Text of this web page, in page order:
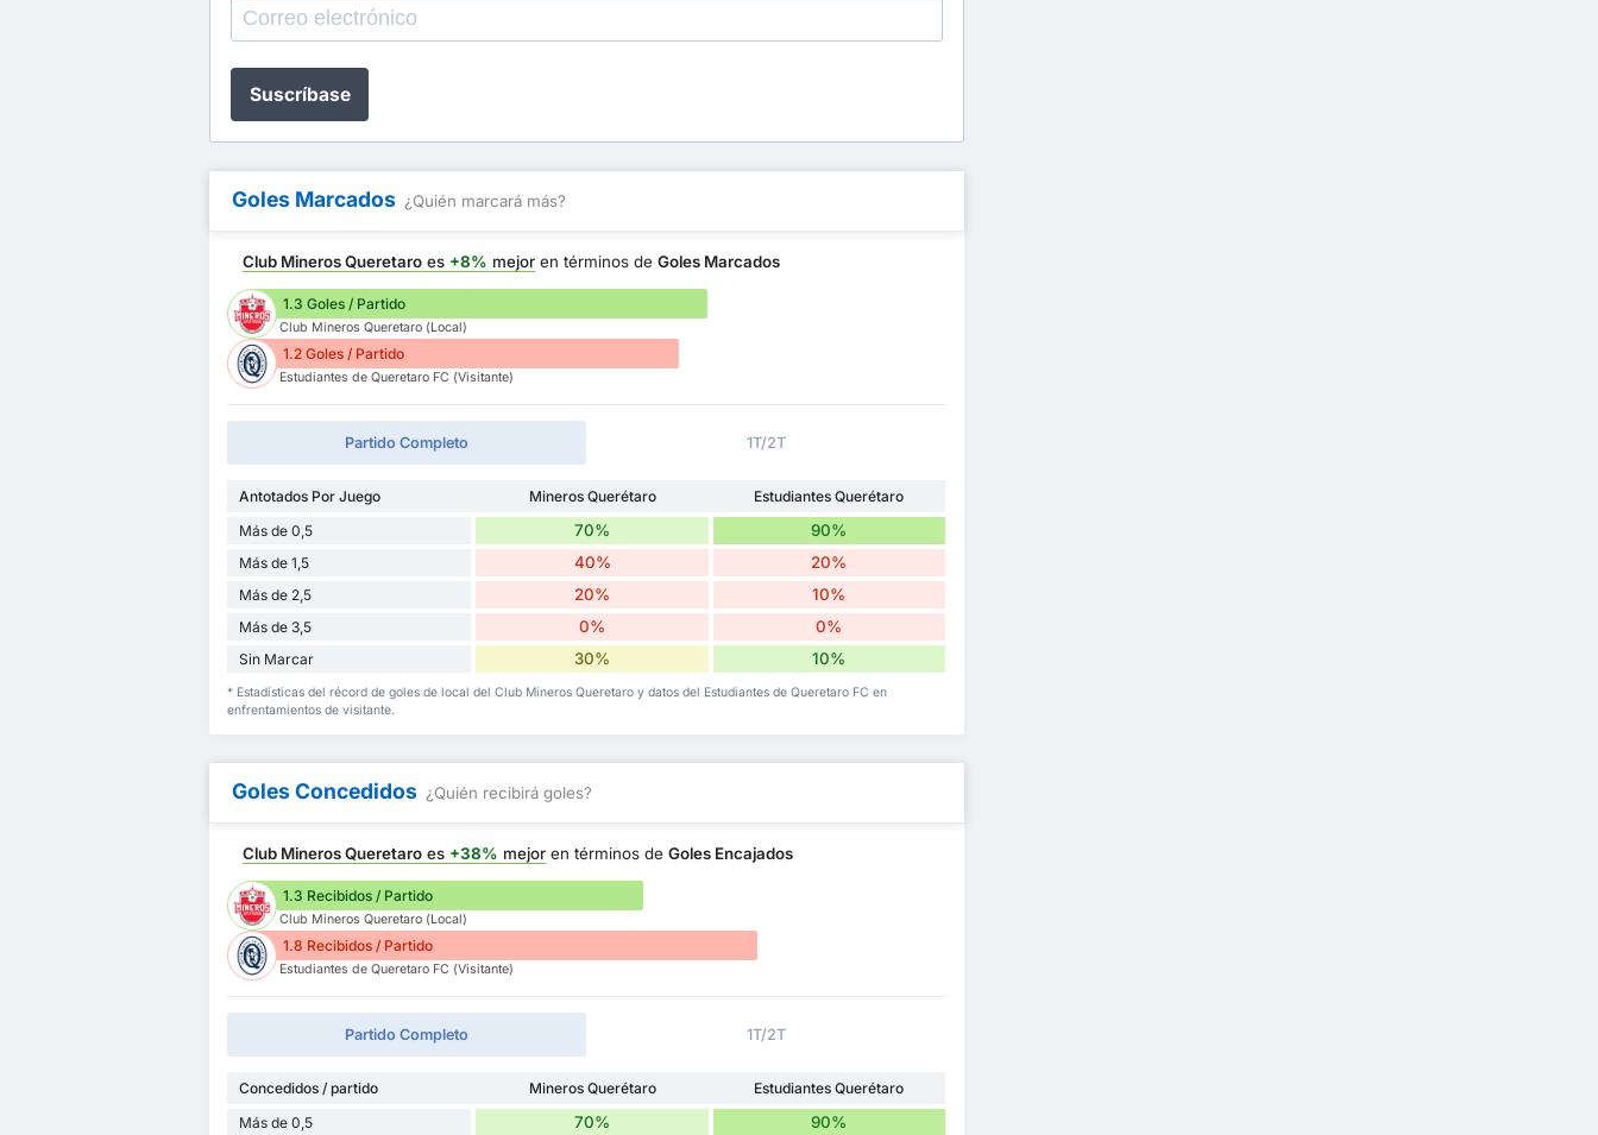
Suscríbase
Goles Marcados ¿Quién marcará más?
Club Mineros Queretaro es +8% mejor en términos deGoles Marcados
1.3 Goles / Partido
Club Mineros Queretaro (Local)
1.2 Goles / Partido
Estudiantes de Queretaro FC (Visitante)
Partido Completo 1T/2T
Antotados Por Juego Mineros Querétaro
Estudiantes Querétaro
Más de 0,5
70% 90%
Más de 1,5 40% 20%
Más de 2,5 20% 10%
Más de 3,5 0% 0%
Sin Marcar 30% 10%
* Estadísticas del récord de goles de local del Club Mineros Queretaro y datos del Estudiantes de Queretaro FC en
enfrentamientos de visitante.
Goles Concedidos ¿Quién recibirá goles?
Club Mineros Queretaro es +38% mejor en términos deGoles Encajados
1.3 Recibidos / Partido
Club Mineros Queretaro (Local)
1.8 Recibidos / Partido
Estudiantes de Queretaro FC (Visitante)
Partido Completo 1T/2T
Concedidos / partido Mineros Querétaro
Estudiantes Querétaro
Más de 0,5
70% 90%